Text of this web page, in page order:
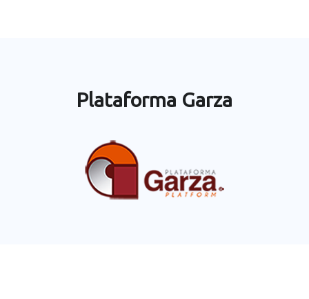
Plataforma Garza